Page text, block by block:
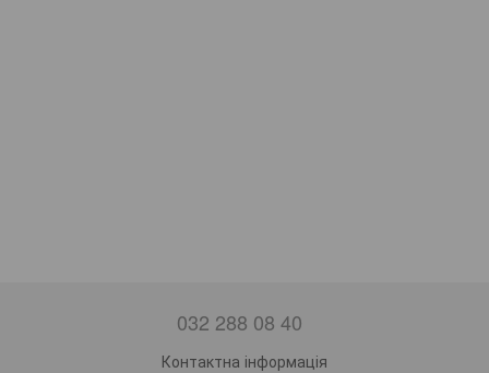
032 288 08 40
Контактна інформація